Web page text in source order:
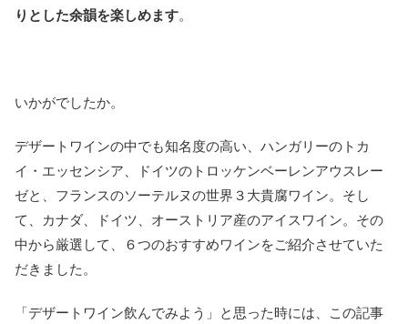
りとした余韻を楽しめます。
いかがでしたか。
デザートワインの中でも知名度の高い、ハンガリーのトカ
イ・エッセンシア、ドイツのトロッケンベーレンアウスレー
ゼと、フランスのソーテルヌの世界３大貴腐ワイン。そし
て、カナダ、ドイツ、オーストリア産のアイスワイン。その
中から厳選して、６つのおすすめワインをご紹介させていた
だきました。
「デザートワイン飲んでみよう」と思った時には、この記事